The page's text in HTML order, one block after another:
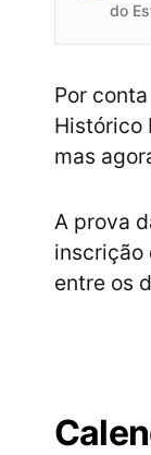
do
Por
Histórico
mas
A prova
inscrição
entre os